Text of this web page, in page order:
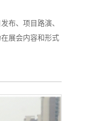
布、项目路演、
展会内容和形式
，举办高品质的